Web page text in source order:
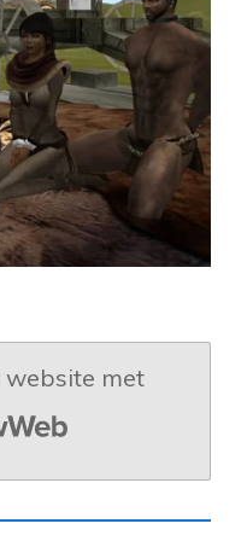
website met